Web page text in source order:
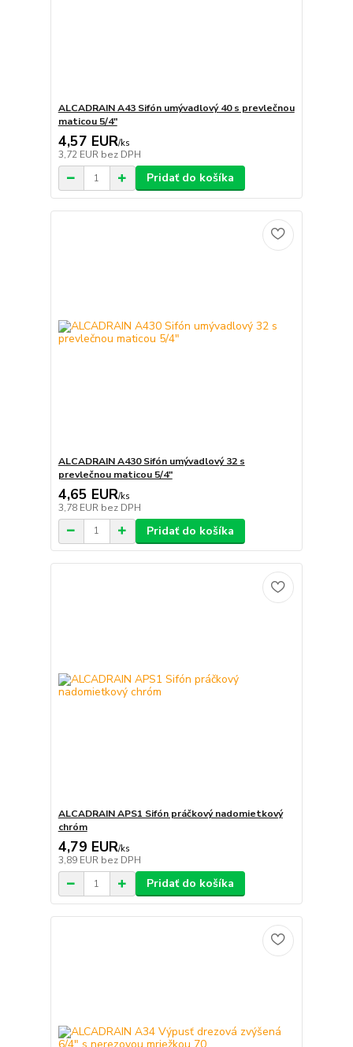
ALCADRAIN A43 Sifón umývadlový 40 s prevlečnou
maticou 5/4"
4,57 EUR/ks
3,72 EUR bez DPH
Pridať do košíka
ALCADRAIN A430 Sifón umývadlový 32 s
prevlečnou maticou 5/4"
4,65 EUR/ks
3,78 EUR bez DPH
Pridať do košíka
ALCADRAIN APS1 Sifón práčkový nadomietkový
chróm
4,79 EUR/ks
3,89 EUR bez DPH
Pridať do košíka